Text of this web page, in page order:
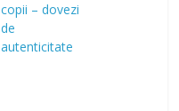
copii – dovezi
de
autenticitate